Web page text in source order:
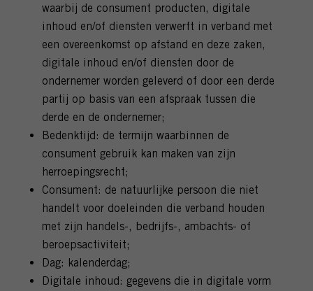
waarbij de consument producten, digitale
inhoud en/of diensten verwerft in verband met
een overeenkomst op afstand en deze zaken,
digitale inhoud en/of diensten door de
ondernemer worden geleverd of door een derde
partij op basis van een afspraak tussen die
derde en de ondernemer;
Bedenktijd: de termijn waarbinnen de
consument gebruik kan maken van zijn
herroepingsrecht;
Consument: de natuurlijke persoon die niet
handelt voor doeleinden die verband houden
met zijn handels-, bedrijfs-, ambachts- of
beroepsactiviteit;
Dag: kalenderdag;
Digitale inhoud: gegevens die in digitale vorm